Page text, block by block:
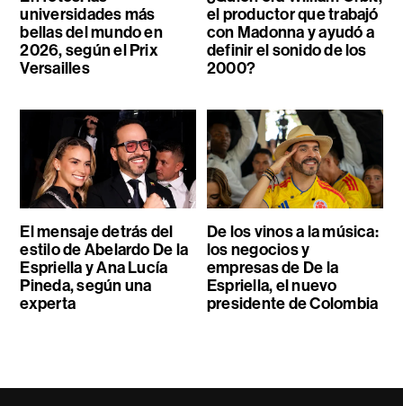
universidades más
bellas del mundo en
2026, según el Prix
Versailles
el productor que trabajó
con Madonna y ayudó a
definir el sonido de los
2000?
El mensaje detrás del
estilo de Abelardo De la
Espriella y Ana Lucía
Pineda, según una
experta
De los vinos a la música:
los negocios y
empresas de De la
Espriella, el nuevo
presidente de Colombia